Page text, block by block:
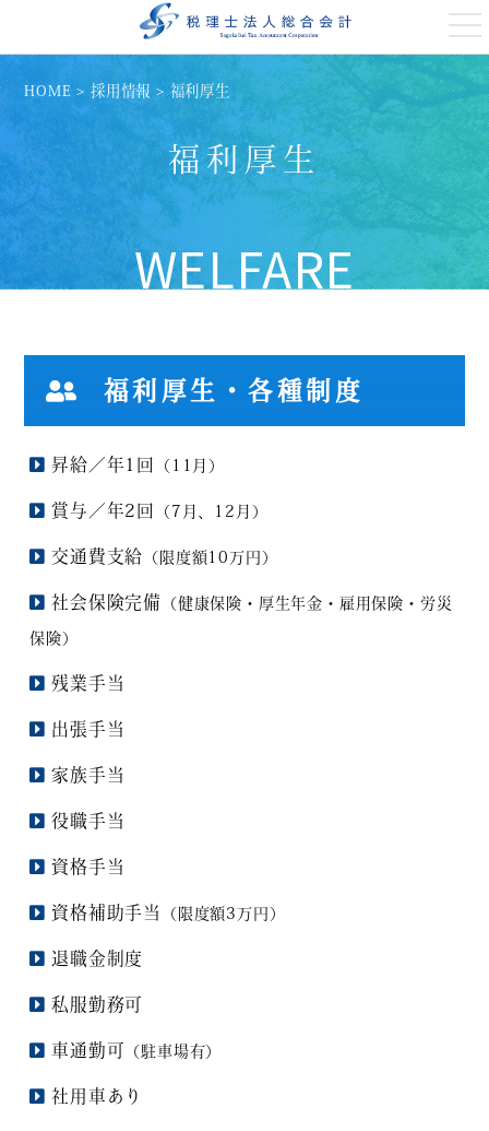
t
o
g
g
l
e
n
a
v
i
g
a
t
i
o
n
HOME>採用情報>福利厚生
福利厚生
WELFARE
福利厚生・各種制度
昇給／年1回 （11月）
賞与／年2回 （7月、12月）
交通費支給 （限度額10万円）
社会保険完備 （健康保険・厚生年金・雇用保険・労災
保険）
残業手当
出張手当
家族手当
役職手当
資格手当
資格補助手当 （限度額3万円）
退職金制度
私服勤務可
車通勤可 （駐車場有）
社用車あり